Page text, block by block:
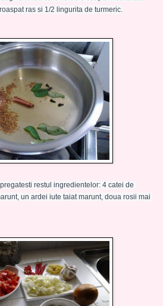
ras si 1/2 lingurita de turmeric.
un ardei iute taiat marunt, doua rosii mai